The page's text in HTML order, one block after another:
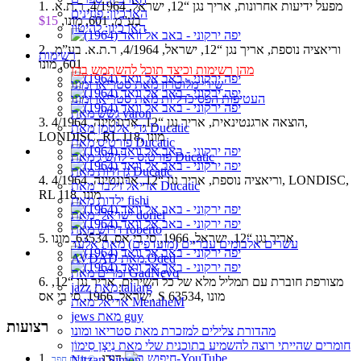
הארכיון: פנזינים
הארכיון: להיטון
רשימות
מהן רשימות וכיצד תוכל להשתמש בהן
שירי מלוטרון מאת סטריאו ומונו
העטיפות הפסיכדליות מאת סטריאו ומונו
גשש מאת yaron
גדי אלטמן מאת Ducatic
פורטיס מאת Ducatic
פורטיס - להשיג מאת Ducatic
גן חיות מאת Ducatic
אריאל זילבר מאת Ducatic
ילדות מאת fishi
ישראלי מאת doriel
דרוש מאת roberto
עשרים אלבומים עבריים (מועדפים) מאת אלעד
AVDAD מאת Oded
זמרים מאת GadNevo
jazz מאת taliarg
אריאל מאת MenaheM
jews מאת guy
מהדורת צלילים למזכרת מאת סטריאו ומונו
חומרים שהייתי רוצה להשמיע בתוכנית שלי מאת נִיצָן סִימוֹן
1. מפעל ידיעות אחרונות, אריך נגן “12, ישראל, 4/1964, ר.ת.א.
בע”מ, 601, מונו,
$15
2. וריאציה נוספת, אריך נגן “12, ישראל, 4/1964, ר.ת.א. בע”מ,
601, מונו
3. הוצאה ארגנטינאית, אריך נגן “12, ארגנטינה, 4/1964,
LONDISC, RL 118, מונו
4. וריאציה נוספת, אריך נגן “12, ארגנטינה, 4/1964, LONDISC,
RL 118, מונו
5. אריך נגן “12, ישראל, 1966, סי בי אס, 63534, מונו
6. מצורפת חוברת עם תמליל מלא של כל השירים, אריך נגן “12,
ישראל, 1966, סי בי אס, S 63534, מונו
רצועות